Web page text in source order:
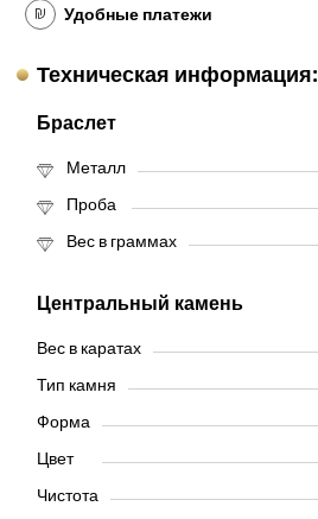
Удобные платежи
Техническая информация:
Браслет
Металл
Проба
Вес в граммах
Центральный камень
Вес в каратах
Тип камня
Форма
Цвет
Чистота